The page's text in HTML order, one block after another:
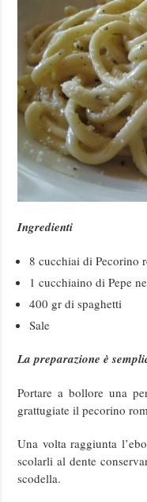
Ingredienti
8 cucchiai di Pecorino
1 cucchiaino di Pepe
400 gr di spaghetti
Sale
La preparazione è
Portare a bollore una
grattugiate il pecorino
Una volta raggiunta
scolarli al dente
scodella.